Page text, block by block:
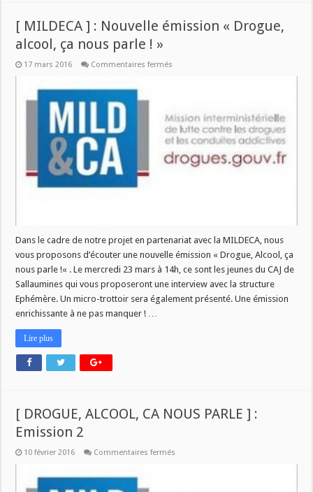
[ MILDECA ] : Nouvelle émission « Drogue,
alcool, ça nous parle ! »
17 mars 2016 Commentaires fermés
émission
« Drogue,
alcool,
ça
nous
parle
Dans le cadre de notre projet en partenariat avec la MILDECA, nous
vous proposons d’écouter une nouvelle émission « Drogue, Alcool, ça
nous parle !« . Le mercredi 23 mars à 14h, ce sont les jeunes du CAJ de
Sallaumines qui vous proposeront une interview avec la structure
Ephémère. Un micro-trottoir sera également présenté. Une émission
enrichissante à ne pas manquer ! …
Lire plus
[ DROGUE, ALCOOL, CA NOUS PARLE ] :
Emission 2
10 février 2016 Commentaires fermés